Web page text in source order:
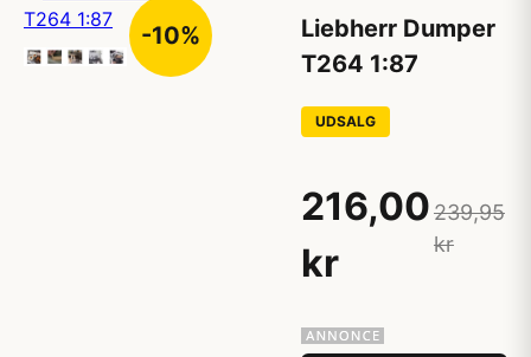
-10%
Liebherr Dumper
T264 1:87
UDSALG
216,00
kr
239,95
kr